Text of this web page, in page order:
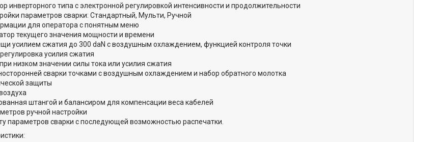
инверторного типа с электронной регулировкой интенсивности и продолжительности
параметров сварки: Стандартный, Мульти, Ручной
для оператора с понятным меню
текущего значения мощности и времени
усилием сжатия до 300 daN с воздушным охлаждением, функцией контроля точки
усилия сжатия
низком значении силы тока или усилия сжатия
сварки точками с воздушным охлаждением и набор обратного молотка
защиты
штангой и балансиром для компенсации веса кабелей
ручной настройки
параметров сварки с последующей возможностью распечатки.